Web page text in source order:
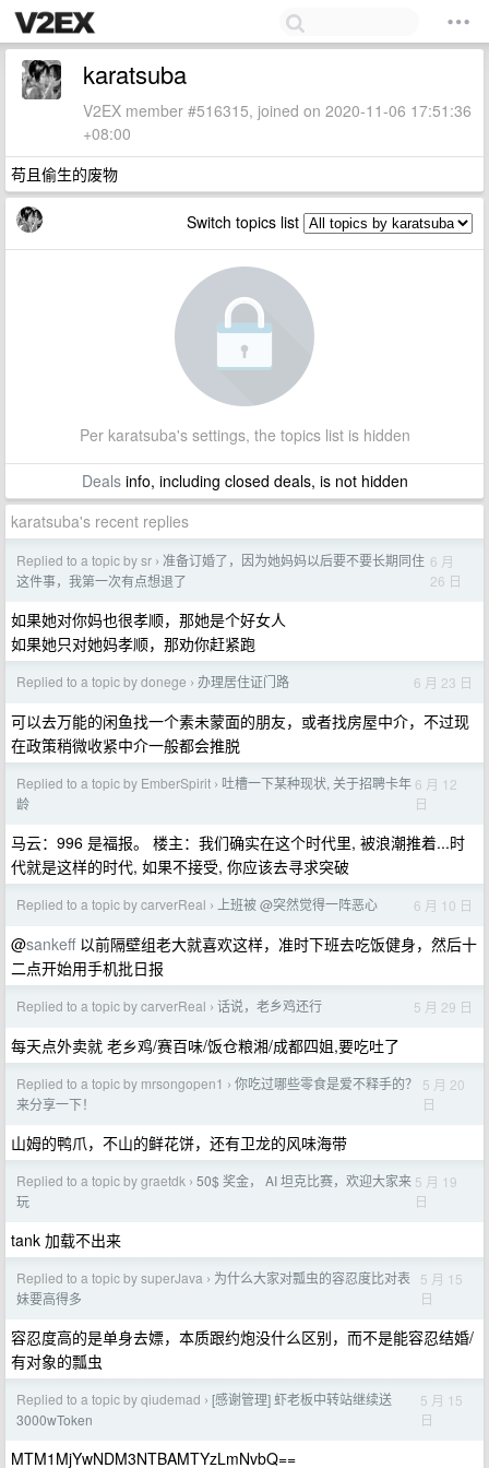
karatsuba
V2EX member #516315, joined on 2020-11-06 17:51:36
+08:00
苟且偷生的废物
Switch topics list
Per karatsuba's settings, the topics list is hidden
Dealsinfo, including closed deals, is not hidden
karatsuba's recent replies
Replied to a topic by sr › 准备订婚了，因为她妈妈以后要不要长期同住
这件事，我第一次有点想退了
6 月
26 日
如果她对你妈也很孝顺，那她是个好女人
如果她只对她妈孝顺，那劝你赶紧跑
Replied to a topic by donege › 办理居住证门路 6 月 23 日
可以去万能的闲鱼找一个素未蒙面的朋友，或者找房屋中介，不过现
在政策稍微收紧中介一般都会推脱
Replied to a topic by EmberSpirit › 吐槽一下某种现状, 关于招聘卡年
龄
6 月 12
日
马云：996 是福报。 楼主：我们确实在这个时代里, 被浪潮推着...时
代就是这样的时代, 如果不接受, 你应该去寻求突破
Replied to a topic by carverReal › 上班被 @突然觉得一阵恶心 6 月 10 日
@sankeff以前隔壁组老大就喜欢这样，准时下班去吃饭健身，然后十
二点开始用手机批日报
Replied to a topic by carverReal › 话说，老乡鸡还行 5 月 29 日
每天点外卖就 老乡鸡/赛百味/饭仓粮湘/成都四姐,要吃吐了
Replied to a topic by mrsongopen1 › 你吃过哪些零食是爱不释手的？
来分享一下！
5 月 20
日
山姆的鸭爪，不山的鲜花饼，还有卫龙的风味海带
Replied to a topic by graetdk › 50$ 奖金， AI 坦克比赛，欢迎大家来
玩
5 月 19
日
tank 加载不出来
Replied to a topic by superJava › 为什么大家对瓢虫的容忍度比对表
妹要高得多
5 月 15
日
容忍度高的是单身去嫖，本质跟约炮没什么区别，而不是能容忍结婚/
有对象的瓢虫
Replied to a topic by qiudemad › [感谢管理] 虾老板中转站继续送
3000wToken
5 月 15
日
MTM1MjYwNDM3NTBAMTYzLmNvbQ==